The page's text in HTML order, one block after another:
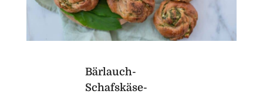
Bärlauch-
Schafskäse-